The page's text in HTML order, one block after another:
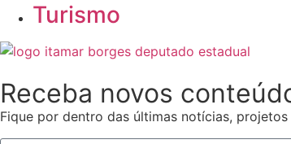
Turismo
Receba novos
Fique por dentro das últimas notícias, projetos